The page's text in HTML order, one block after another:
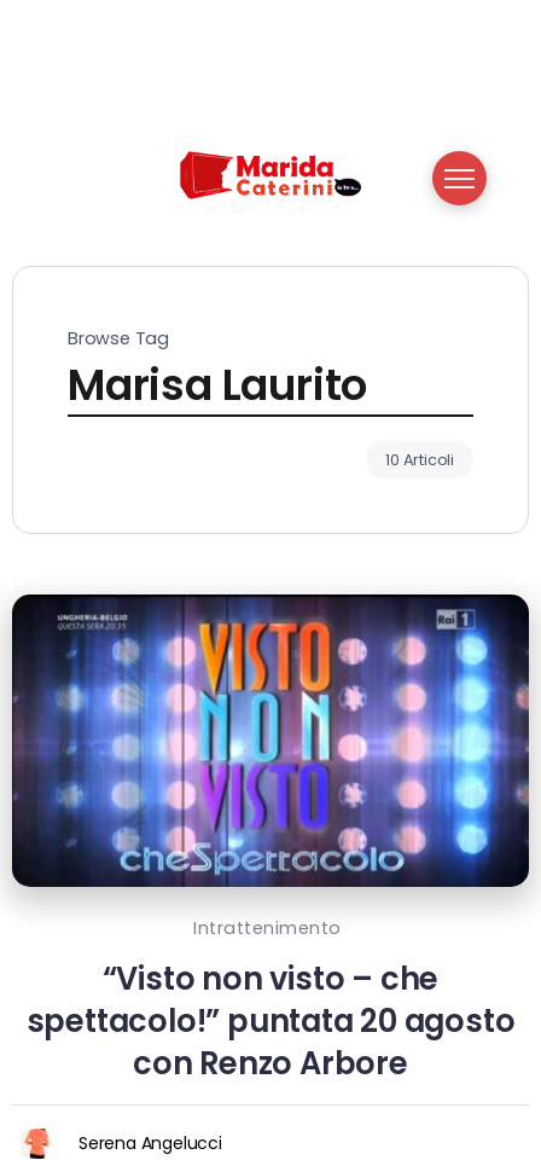
Browse Tag
Marisa Laurito
10 Articoli
Intrattenimento
“Visto non visto – che
spettacolo!” puntata 20 agosto
con Renzo Arbore
Serena Angelucci